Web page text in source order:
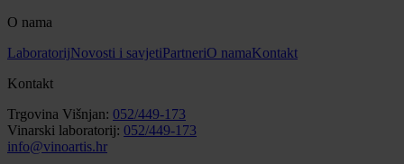
O nama
LaboratorijNovosti i savjetiPartneriO namaKontakt
Kontakt
Trgovina Višnjan: 052/449-173
Vinarski laboratorij: 052/449-173
info@vinoartis.hr